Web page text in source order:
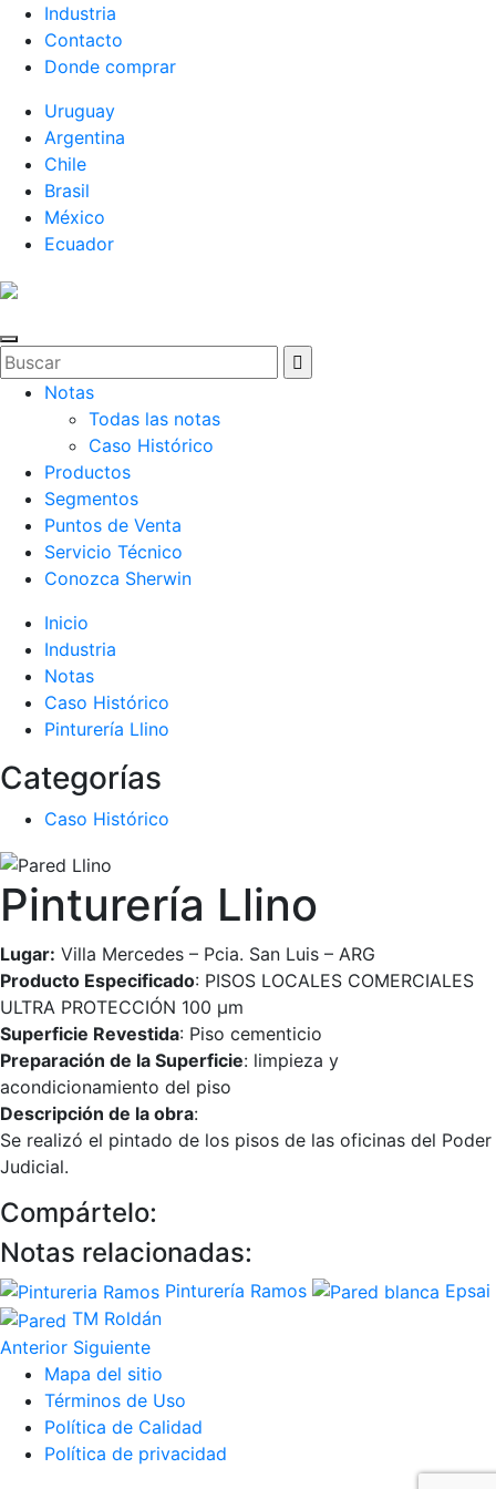
Industria
Contacto
Donde comprar
Uruguay
Argentina
Chile
Brasil
México
Ecuador
Notas
Todas las notas
Caso Histórico
Productos
Segmentos
Puntos de Venta
Servicio Técnico
Conozca Sherwin
Inicio
Industria
Notas
Caso Histórico
Pinturería Llino
Categorías
Caso Histórico
Pinturería Llino
Lugar: Villa Mercedes – Pcia. San Luis – ARG
Producto Especificado: PISOS LOCALES COMERCIALES
ULTRA PROTECCIÓN 100 µm
Superficie Revestida: Piso cementicio
Preparación de la Superficie: limpieza y
acondicionamiento del piso
Descripción de la obra:
Se realizó el pintado de los pisos de las oficinas del Poder
Judicial.
Compártelo:
Notas relacionadas:
Pinturería Ramos
Epsai
TM Roldán
Anterior Siguiente
Mapa del sitio
Términos de Uso
Política de Calidad
Política de privacidad